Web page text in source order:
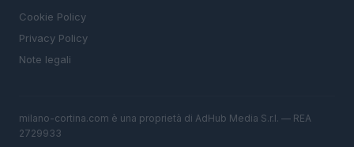
Cookie Policy
Privacy Policy
Note legali
milano-cortina.com è una proprietà di AdHub Media S.r.l. — REA
2729933